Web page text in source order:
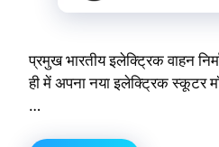
प्रमुख भारतीय इलेक्ट्रिक वाहन
ही में अपना नया इलेक्ट्रिक स्कूटर
…